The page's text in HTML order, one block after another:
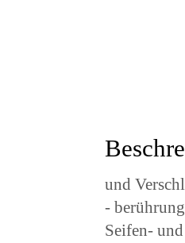
und
-
Seifen-